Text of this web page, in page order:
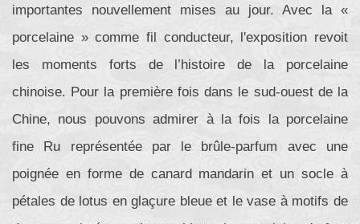
importantes nouvellement mises au jour. Avec la «
porcelaine » comme fil conducteur, l'exposition revoit
les moments forts de l’histoire de la porcelaine
chinoise. Pour la première fois dans le sud-ouest de la
Chine, nous pouvons admirer à la fois la porcelaine
fine Ru représentée par le brûle-parfum avec une
poignée en forme de canard mandarin et un socle à
pétales de lotus en glaçure bleue et le vase à motifs de